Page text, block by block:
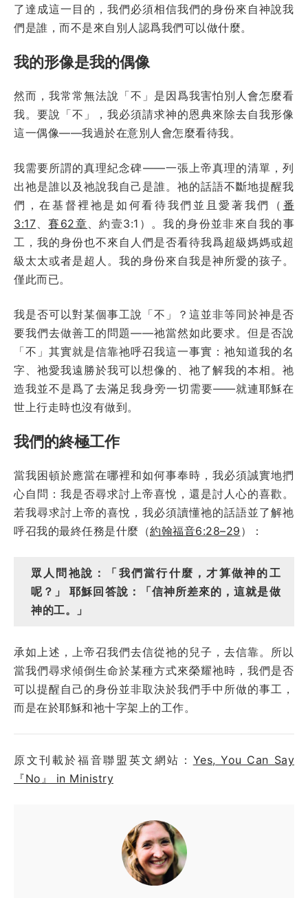
了達成這一目的，我們必須相信我們的身份來自神說我
們是誰，而不是來自別人認爲我們可以做什麼。
我的形像是我的偶像
然而，我常常無法說「不」是因爲我害怕別人會怎麼看
我。要說「不」，我必須請求神的恩典來除去自我形像
這一偶像——我過於在意別人會怎麼看待我。
我需要所謂的真理紀念碑——一張上帝真理的清單，列
出祂是誰以及祂說我自己是誰。祂的話語不斷地提醒我
們，在基督裡祂是如何看待我們並且愛著我們（ 番
3:17 、賽62章 、約壹3:1）。我的身份並非來自我的事
工，我的身份也不來自人們是否看待我爲超級媽媽或超
級太太或者是超人。我的身份來自我是神所愛的孩子。
僅此而已。
我是否可以對某個事工說「不」？這並非等同於神是否
要我們去做善工的問題——祂當然如此要求。但是否說
「不」其實就是信靠祂呼召我這一事實：祂知道我的名
字、祂愛我遠勝於我可以想像的、祂了解我的本相。祂
造我並不是爲了去滿足我身旁一切需要——就連耶穌在
世上行走時也沒有做到。
我們的終極工作
當我困頓於應當在哪裡和如何事奉時，我必須誠實地捫
心自問：我是否尋求討上帝喜悅，還是討人心的喜歡。
若我尋求討上帝的喜悅，我必須讀懂祂的話語並了解祂
呼召我的最終任務是什麼（約翰福音6:28–29 ）：
眾人問祂說：「我們當行什麼，才算做神的工
呢？」 耶穌回答說：「信神所差來的，這就是做
神的工。」
承如上述，上帝召我們去信從祂的兒子，去信靠。所以
當我們尋求傾倒生命於某種方式來榮耀祂時，我們是否
可以提醒自己的身份並非取決於我們手中所做的事工，
而是在於耶穌和祂十字架上的工作。
原文刊載於福音聯盟英文網站： Yes, You Can Say
『No』 in Ministry